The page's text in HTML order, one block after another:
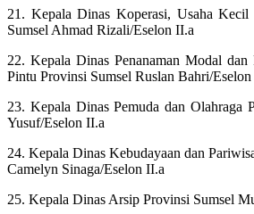
21. Kepala Dinas Koperasi, Usaha Kecil
Sumsel Ahmad Rizali/Eselon II.a
22. Kepala Dinas Penanaman Modal dan
Pintu Provinsi Sumsel Ruslan Bahri/
23. Kepala Dinas Pemuda dan Olahraga
Yusuf/Eselon II.a
24. Kepala Dinas Kebudayaan dan
Camelyn Sinaga/Eselon II.a
25. Kepala Dinas Arsip Provinsi Sumsel